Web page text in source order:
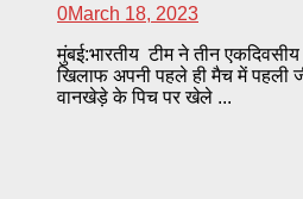
0March 18, 2023
मुंबई:भारतीय टीम ने तीन
खिलाफ अपनी पहले ही मैच में पहली
वानखेड़े के पिच पर खेले ...